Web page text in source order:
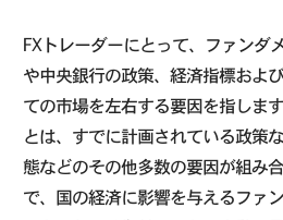
FXトレーダーにとって、ファンダ
や中央銀行の政策、経済指標およ
ての市場を左右する要因を指しま
とは、すでに計画されている政策
態などのその他多数の要因が組み
で、国の経済に影響を与えるファ